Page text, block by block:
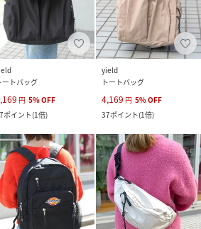
ートバッグ
円 5%OFF
ポイント(1倍)
yield
トートバッグ
4,169 円 5%OFF
37ポイント(1倍)